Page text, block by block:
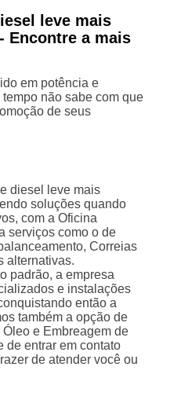
leve mais
Encontre a mais
em potência e
não sabe com que
de seus
diesel leve mais
soluções quando
com a Oficina
serviços como o de
Correias
alternativas.
padrão, a empresa
e instalações
então a
também a opção de
e Embreagem de
de entrar em contato
de atender você ou